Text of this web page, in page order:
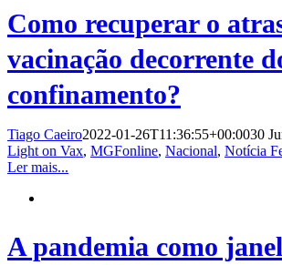
Como recuperar o
vacinação decorrente
confinamento?
Tiago Caeiro2022-01-26T11:36:55+00:0030
Light on Vax, MGFonline, Nacional, Notícia
Ler mais...
A pandemia como